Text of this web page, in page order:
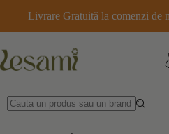
conținut
Livrare Gratuită la comenzi de